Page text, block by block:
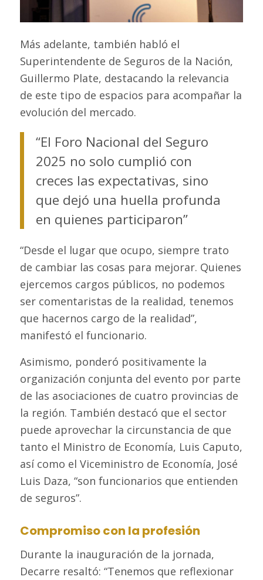
Más adelante, también habló el
Superintendente de Seguros de la Nación,
Guillermo Plate, destacando la relevancia
de este tipo de espacios para acompañar la
evolución del mercado.
“El Foro Nacional del Seguro
2025 no solo cumplió con
creces las expectativas, sino
que dejó una huella profunda
en quienes participaron”
“Desde el lugar que ocupo, siempre trato
de cambiar las cosas para mejorar. Quienes
ejercemos cargos públicos, no podemos
ser comentaristas de la realidad, tenemos
que hacernos cargo de la realidad”,
manifestó el funcionario.
Asimismo, ponderó positivamente la
organización conjunta del evento por parte
de las asociaciones de cuatro provincias de
la región. También destacó que el sector
puede aprovechar la circunstancia de que
tanto el Ministro de Economía, Luis Caputo,
así como el Viceministro de Economía, José
Luis Daza, “son funcionarios que entienden
de seguros”.
Compromiso con la profesión
Durante la inauguración de la jornada,
Decarre resaltó: “Tenemos que reflexionar